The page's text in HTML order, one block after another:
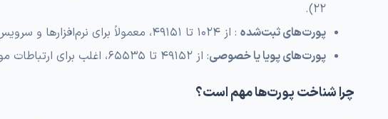
22).
پورت‌های ثبت‌شده : از 1024 تا 49151، معمولاً برای نرم‌افزارها و سرویس‌های خاص.
پورت‌های پویا یا خصوصی: از 49152 تا 65535، اغلب برای ارتباطات موقت و داخلی استفاده می‌شوند.
چرا شناخت پورت‌ها مهم است؟